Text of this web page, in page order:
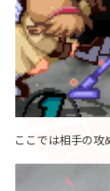
ここでは相手の攻